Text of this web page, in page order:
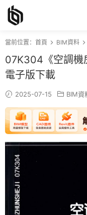
當前位置： 首頁 BIM資料
07K304《空調機
電子版下載
2025-07-15 BIM資